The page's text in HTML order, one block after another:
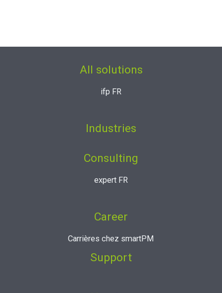
All solutions
ifp FR
Industries
Consulting
expert FR
Career
Carrières chez smartPM
Support